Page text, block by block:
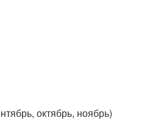
октябрь, ноябрь)